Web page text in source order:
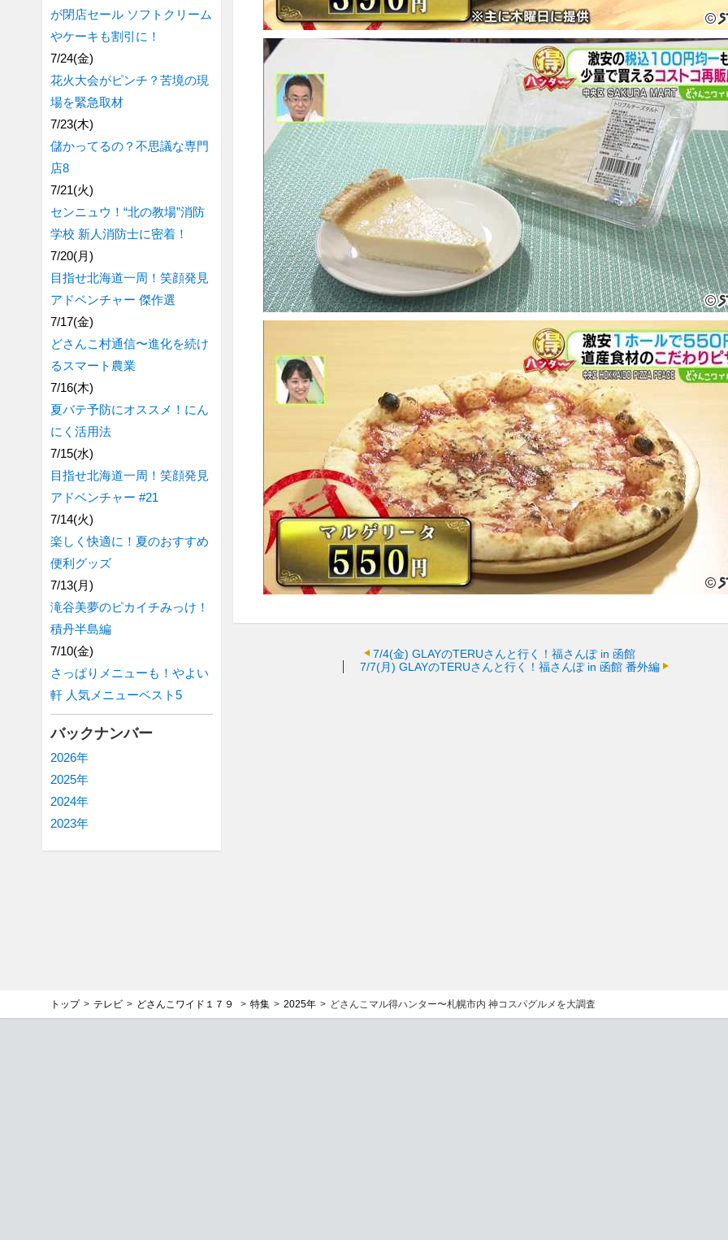
7/4(金) GLAYのTERUさんと行く！福さんぽ in 函館
7/7(月) GLAYのTERUさんと行く！福さんぽ in 函館 番外編
が閉店セール ソフトクリーム
やケーキも割引に！
7/24(金)
花火大会がピンチ？苦境の現
場を緊急取材
7/23(木)
儲かってるの？不思議な専門
店8
7/21(火)
センニュウ！“北の教場”消防
学校 新人消防士に密着！
7/20(月)
目指せ北海道一周！笑顔発見
アドベンチャー 傑作選
7/17(金)
どさんこ村通信〜進化を続け
るスマート農業
7/16(木)
夏バテ予防にオススメ！にん
にく活用法
7/15(水)
目指せ北海道一周！笑顔発見
アドベンチャー #21
7/14(火)
楽しく快適に！夏のおすすめ
便利グッズ
7/13(月)
滝谷美夢のピカイチみっけ！
積丹半島編
7/10(金)
さっぱりメニューも！やよい
軒 人気メニューベスト5
バックナンバー
2026年
2025年
2024年
2023年
トップ テレビ どさんこワイド１７９ 特集 2025年 どさんこマル得ハンター〜札幌市内 神コスパグルメを大調査